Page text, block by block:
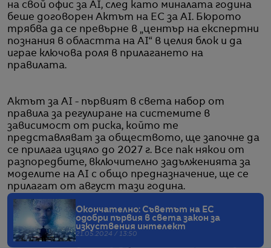
на свой офис за AI, след като миналата година
беше договорен Актът на ЕС за AI. Бюрото
трябва да се превърне в „център на експертни
познания в областта на AI“ в целия блок и да
играе ключова роля в прилагането на
правилата.
Актът за AI - първият в света набор от
правила за регулиране на системите в
зависимост от риска, който те
представляват за обществото, ще започне да
се прилага изцяло до 2027 г. Все пак някои от
разпоредбите, включително задълженията за
моделите на AI с общо предназначение, ще се
прилагат от август тази година.
Окончателно: Съветът на ЕС
одобри първия в света закон за
изкуствения интелект
21.05.2024 / 13:50